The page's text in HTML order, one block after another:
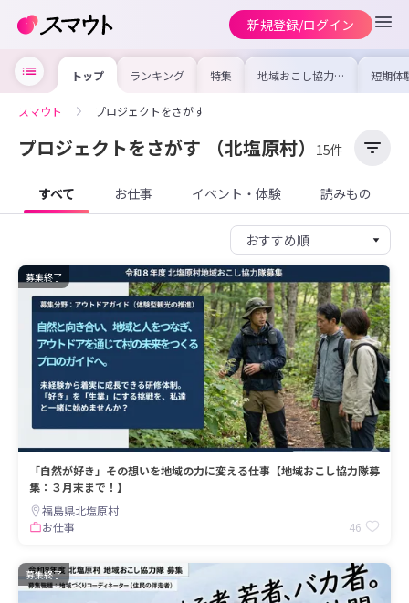
新規登録/ログイン
トップ ランキング 特集 地域おこし協力隊
の求人やイベント
を集めました！仕
けよう
短期体
り〜数
域を知
スマウト プロジェクトをさがす
プロジェクトをさがす （北塩原村） 15件
すべて お仕事 イベント・体験 読みもの
募集終了
「自然が好き」その想いを地域の力に変える仕事【地域おこし協力隊募
集：３月末まで！】
福島県北塩原村
お仕事
46
募集終了